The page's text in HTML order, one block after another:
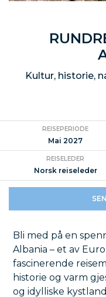
Kultur, historie,
REISEPERIODE
Mai 2027
REISELEDER
Norsk reiseleder
Bli med på en
Albania – et av
fascinerende
historie og varm
og idylliske